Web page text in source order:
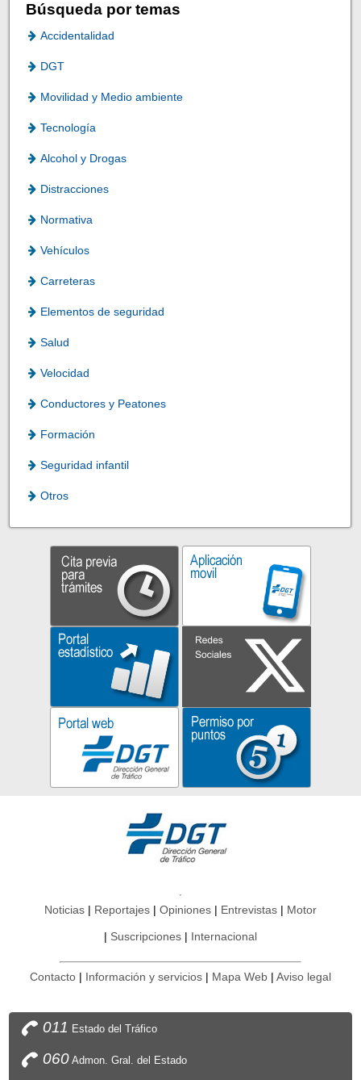
Búsqueda por temas
Accidentalidad
DGT
Movilidad y Medio ambiente
Tecnología
Alcohol y Drogas
Distracciones
Normativa
Vehículos
Carreteras
Elementos de seguridad
Salud
Velocidad
Conductores y Peatones
Formación
Seguridad infantil
Otros
Noticias Reportajes Opiniones Entrevistas Motor
Suscripciones Internacional
Contacto Información y servicios Mapa Web Aviso legal
011 Estado del Tráfico
060Admon. Gral. del Estado